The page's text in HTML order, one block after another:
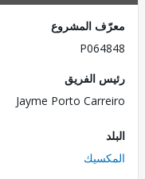
المشروع
الفريق
Jayme Porto